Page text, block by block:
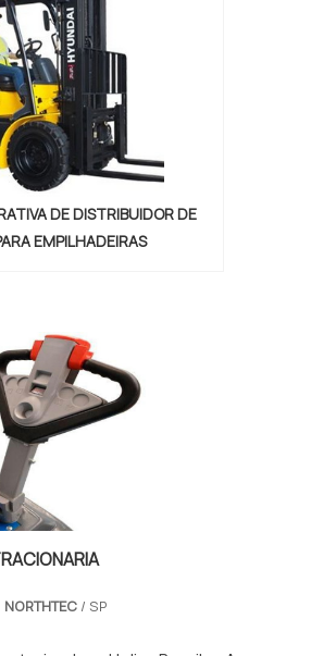
DE DISTRIBUIDOR DE
EMPILHADEIRAS
NORTHTEC/ SP